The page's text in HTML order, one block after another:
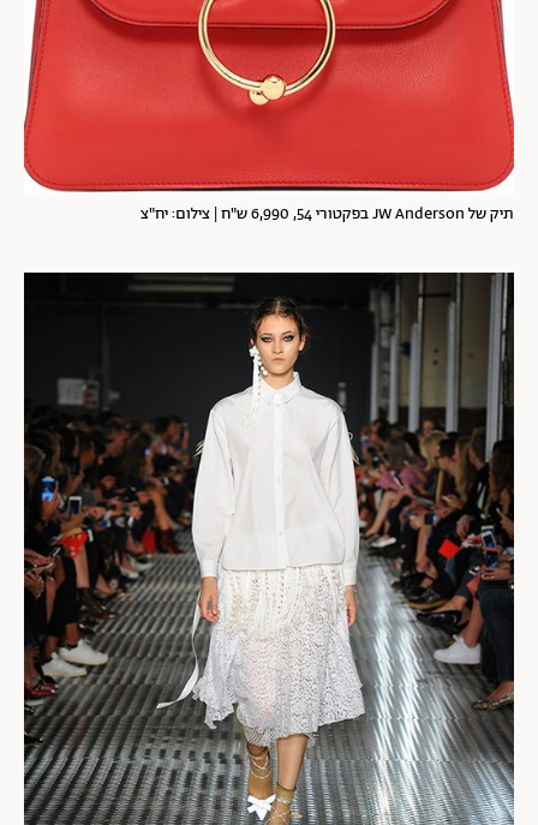
תיק של JW Anderson בפקטורי 54, 6,990 ש"ח | צילום: יח"צ